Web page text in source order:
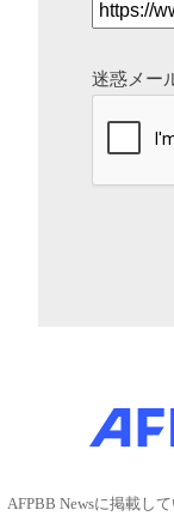
迷惑メー
AFPBB Newsに掲載し